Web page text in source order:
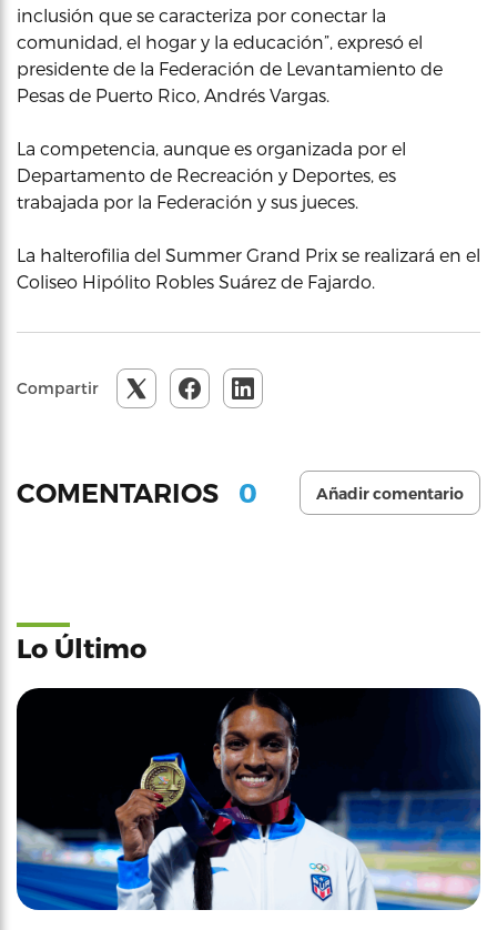
inclusión que se caracteriza por conectar la
comunidad, el hogar y la educación”, expresó el
presidente de la Federación de Levantamiento de
Pesas de Puerto Rico, Andrés Vargas.
La competencia, aunque es organizada por el
Departamento de Recreación y Deportes, es
trabajada por la Federación y sus jueces.
La halterofilia del Summer Grand Prix se realizará en el
Coliseo Hipólito Robles Suárez de Fajardo.
Compartir
COMENTARIOS 0 Añadir comentario
Lo Último